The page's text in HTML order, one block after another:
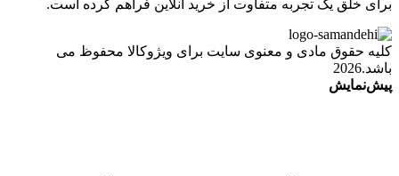
برای خلق یک تجربه متفاوت از خرید آنلاین فراهم کرده است.
کلیه حقوق مادی و معنوی سایت برای ویژوکالا محفوظ می
باشد.2026
پیش‌نمایش